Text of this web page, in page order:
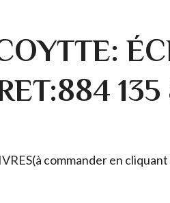
commander en